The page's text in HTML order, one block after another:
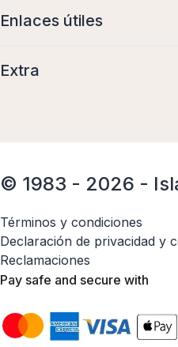
Enlaces útiles
Extra
© 1983 - 2026 -
Términos y condiciones
Declaración de privacidad y
Reclamaciones
Pay safe and secure with